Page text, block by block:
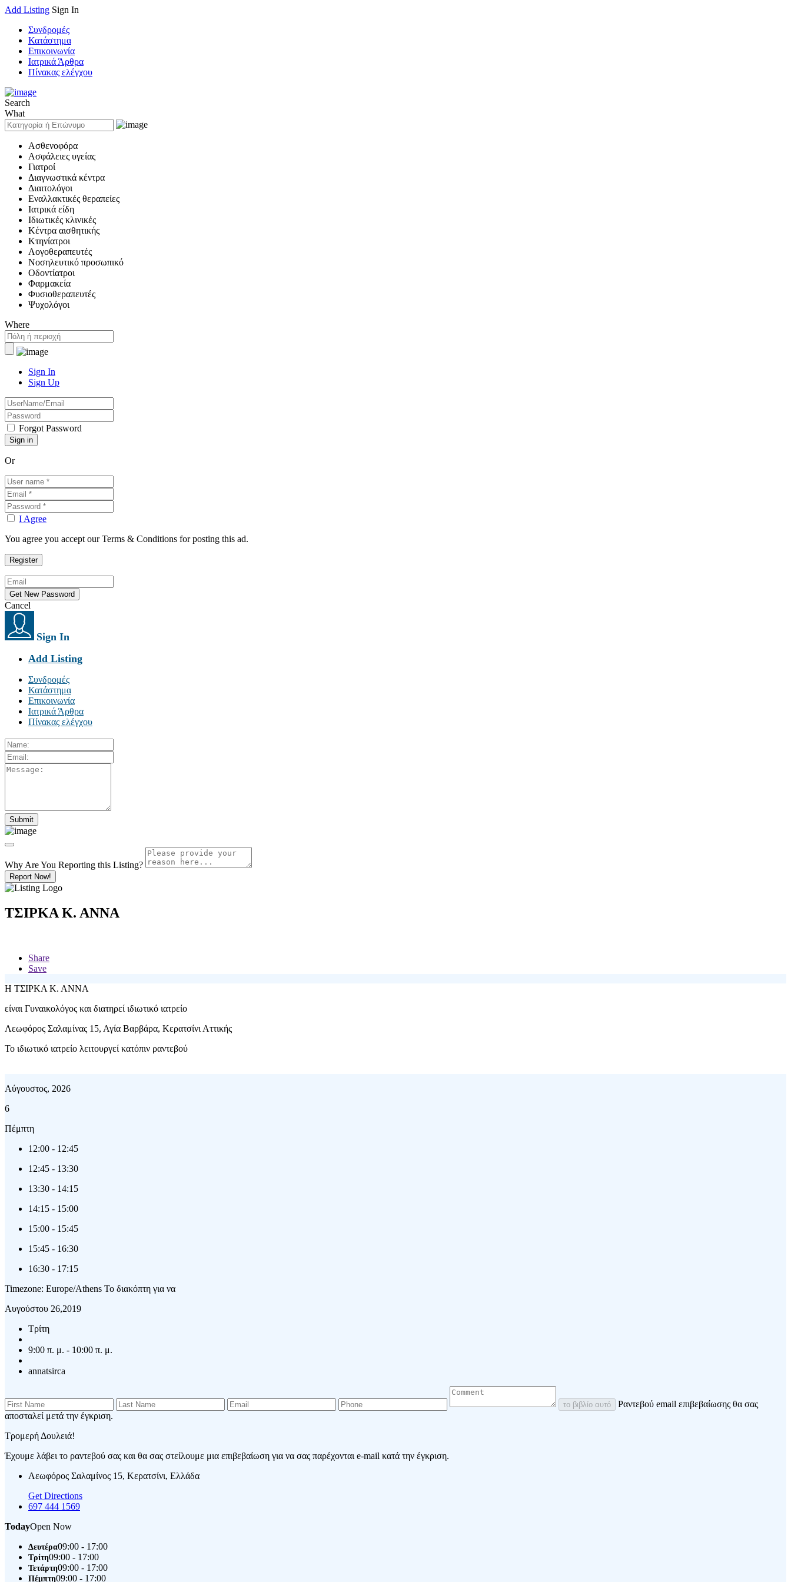
Add Listing Sign In
Συνδρομές
Κατάστημα
Επικοινωνία
Ιατρικά Άρθρα
Πίνακας ελέγχου
Search
What
Ασθενοφόρα
Ασφάλειες υγείας
Γιατροί
Διαγνωστικά κέντρα
Διαιτολόγοι
Εναλλακτικές θεραπείες
Ιατρικά είδη
Ιδιωτικές κλινικές
Κέντρα αισθητικής
Κτηνίατροι
Λογοθεραπευτές
Νοσηλευτικό προσωπικό
Οδοντίατροι
Φαρμακεία
Φυσιοθεραπευτές
Ψυχολόγοι
Where
Sign In
Sign Up
Forgot Password
Or
I Agree
You agree you accept our Terms & Conditions for posting this ad.
Cancel
Sign In
Add Listing
Συνδρομές
Κατάστημα
Επικοινωνία
Ιατρικά Άρθρα
Πίνακας ελέγχου
Why Are You Reporting this Listing?
Report Now!
ΤΣΙΡΚΑ Κ. ΑΝΝΑ
Share
Save
Η ΤΣΙΡΚΑ Κ. ΑΝΝΑ
είναι Γυναικολόγος και διατηρεί ιδιωτικό ιατρείο
Λεωφόρος Σαλαμίνας 15, Αγία Βαρβάρα, Κερατσίνι Αττικής
Το ιδιωτικό ιατρείο λειτουργεί κατόπιν ραντεβού
Αύγουστος, 2026
6
Πέμπτη
12:00 - 12:45
12:45 - 13:30
13:30 - 14:15
14:15 - 15:00
15:00 - 15:45
15:45 - 16:30
16:30 - 17:15
Timezone: Europe/Athens Το διακόπτη για να
Αυγούστου 26,2019
Τρίτη
9:00 π. μ. - 10:00 π. μ.
annatsirca
το βιβλίο αυτό
Ραντεβού email επιβεβαίωσης θα σας
αποσταλεί μετά την έγκριση.
Τρομερή Δουλειά!
Έχουμε λάβει το ραντεβού σας και θα σας στείλουμε μια επιβεβαίωση για να σας παρέχονται e-mail κατά την έγκριση.
Λεωφόρος Σαλαμίνος 15, Κερατσίνι, Ελλάδα
Get Directions
697 444 1569
TodayOpen Now
Δευτέρα09:00 - 17:00
Τρίτη09:00 - 17:00
Τετάρτη09:00 - 17:00
Πέμπτη09:00 - 17:00